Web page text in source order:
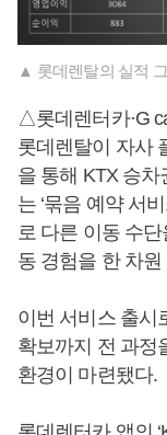
▲ 롯데렌탈의 실적
△롯데렌터카·G
롯데렌탈이 자사
을 통해 KTX 승
는 ‘묶음 예약 서
로 다른 이동 수단
동 경험을 한 차
이번 서비스 출시
확보까지 전 과정
환경이 마련됐다.